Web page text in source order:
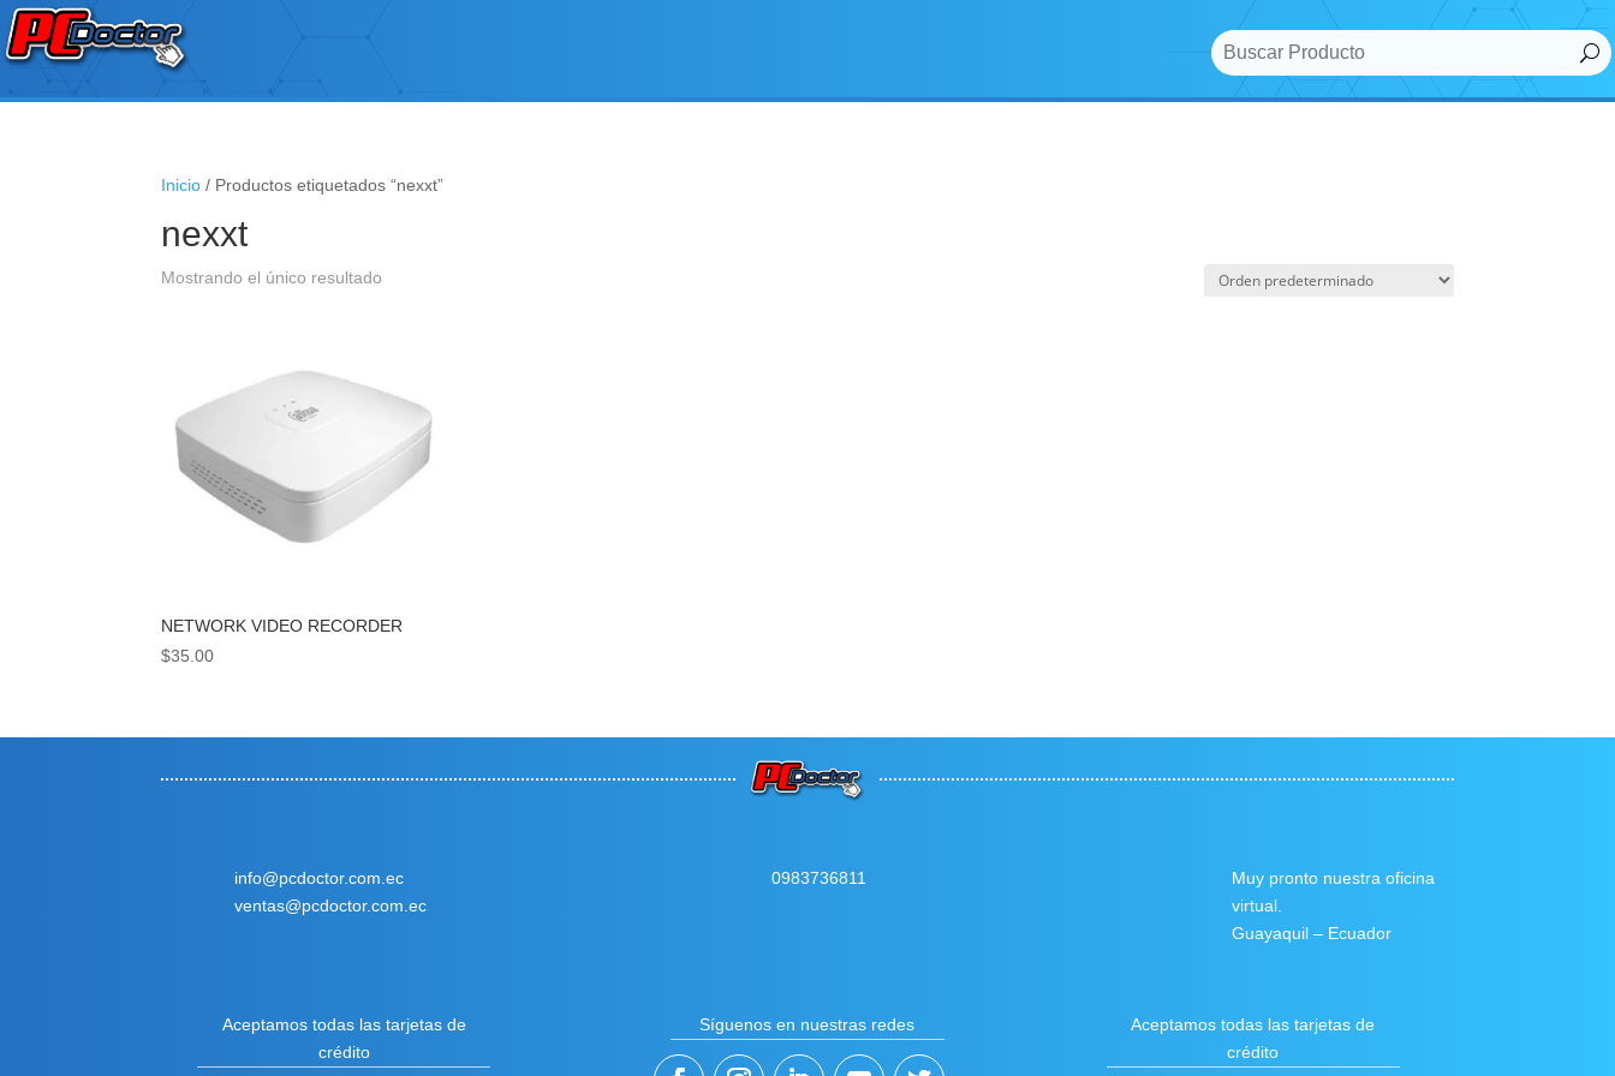
Inicio / Productos etiquetados “nexxt”
nexxt
Mostrando el único resultado
NETWORK VIDEO RECORDER
$35.00
info@pcdoctor.com.ec
ventas@pcdoctor.com.ec
0983736811
Muy pronto nuestra oficina
virtual.
Guayaquil – Ecuador
Aceptamos todas las tarjetas de
crédito
Síguenos en nuestras redes
Aceptamos todas las tarjetas de
crédito